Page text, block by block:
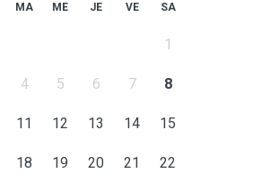
MA ME JE VE SA
1
4 5 6 7 8
11 12 13 14 15
18 19 20 21 22